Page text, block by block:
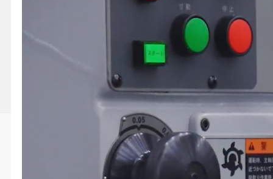
【山崎技研】 立形汎用タイ
プフライス盤 Ｒシリーズ
更新日時2021/03/18 11:24
この動画へのお問い合わせ